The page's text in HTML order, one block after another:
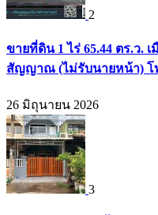
2
ขายที่ดิน 1 ไร่ 65.44 ตร.ว.
สัญญาณ (ไม่รับนายหน้า) โท
26 มิถุนายน 2026
3